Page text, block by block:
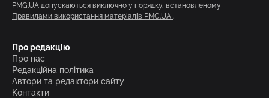
PMG.UA допускаються виключно у порядку, встановленому
Правилами використання матеріалів PMG.UA .
Про редакцію
Про нас
Редакційна політика
Автори та редактори сайту
Контакти